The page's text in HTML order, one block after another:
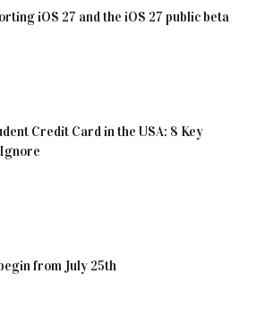
iOS 27 and the iOS 27 public beta
Credit Card in the USA: 8 Key
from July 25th